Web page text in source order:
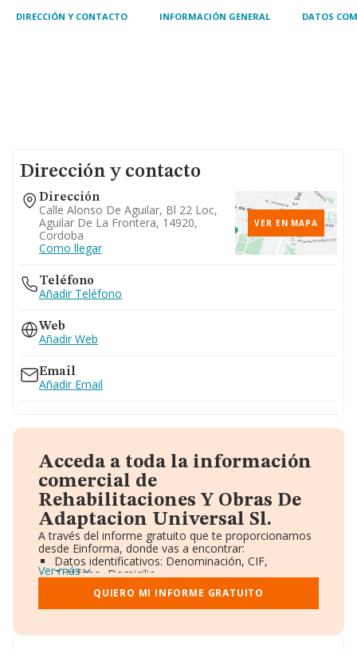
todo tipo de edificaci
DIRECCIÓN Y CONTACTO INFORMACIÓN GENERAL DATOS
Dirección y contacto
Dirección
Calle Alonso De Aguilar, Bl 22 Loc,
Aguilar De La Frontera, 14920,
Cordoba
Como llegar
VER EN MAPA
Teléfono
Añadir Teléfono
Web
Añadir Web
Email
Añadir Email
Acceda a toda la información
comercial de
Rehabilitaciones Y Obras De
Adaptacion Universal Sl.
A través del informe gratuito que te proporcionamos
desde Einforma, donde vas a encontrar:
Datos identificativos: Denominación, CIF,
Teléfono, Domicilio.
Informe Mercantil Completo (BORME).
Gráficos de Evolución Ventas y Empleados.
Consejo de Administración y Administradores.
Accionistas.
Ver más
QUIERO MI INFORME GRATUITO